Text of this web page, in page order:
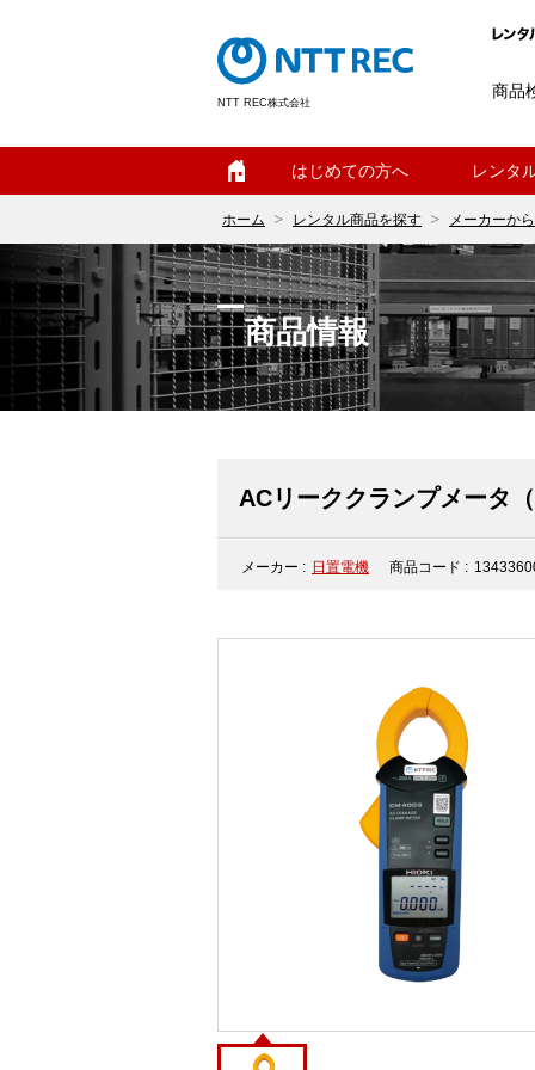
NTT REC株式会社
商品
はじめての方へ レンタ
ホーム レンタル商品を探す メーカーか
商品情報
ACリーククランプメータ
メーカー : 日置電機 商品コード :